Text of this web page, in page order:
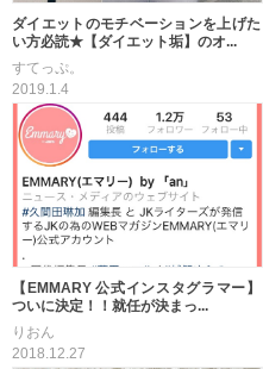
ダイエットのモチベーションを上げた
い方必読★【ダイエット垢】のオ...
すてっぷ。
2019.1.4
【EMMARY 公式インスタグラマー】
ついに決定！！就任が決まっ...
りおん
2018.12.27